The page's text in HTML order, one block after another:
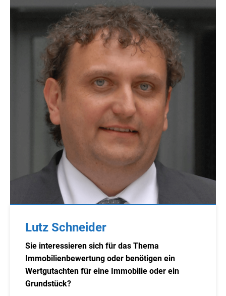
Lutz Schneider
Sie interessieren sich für das Thema
Immobilienbewertung oder benötigen ein
Wertgutachten für eine Immobilie oder ein
Grundstück?